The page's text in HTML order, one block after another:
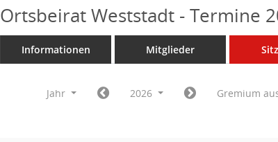
Ortsbeirat Weststadt - Termine
Informationen Mitglieder
Jahr 2026 Gremium